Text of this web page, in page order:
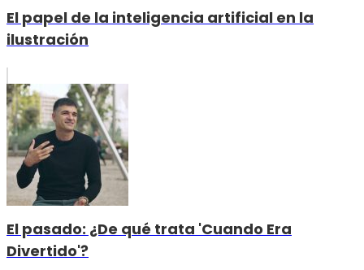
El papel de la inteligencia artificial en la
ilustración
El pasado: ¿De qué trata 'Cuando Era
Divertido'?